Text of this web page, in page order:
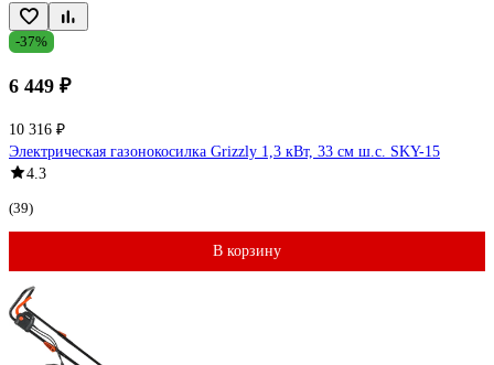
-37%
6 449 ₽
10 316 ₽
Электрическая газонокосилка Grizzly 1,3 кВт, 33 см ш.с. SKY-15
4.3
(39)
В корзину